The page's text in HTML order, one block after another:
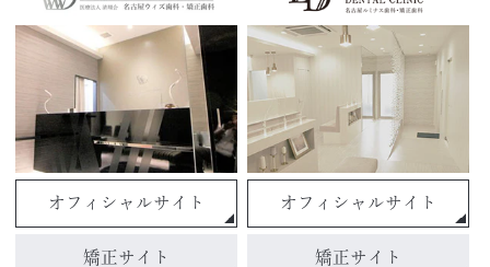
オフィシャルサイト
矯正サイト
オフィシャルサイト
矯正サイト